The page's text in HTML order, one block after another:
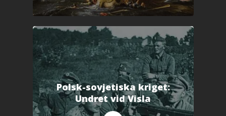
Polsk-sovjetiska kriget:
Undret vid Visla